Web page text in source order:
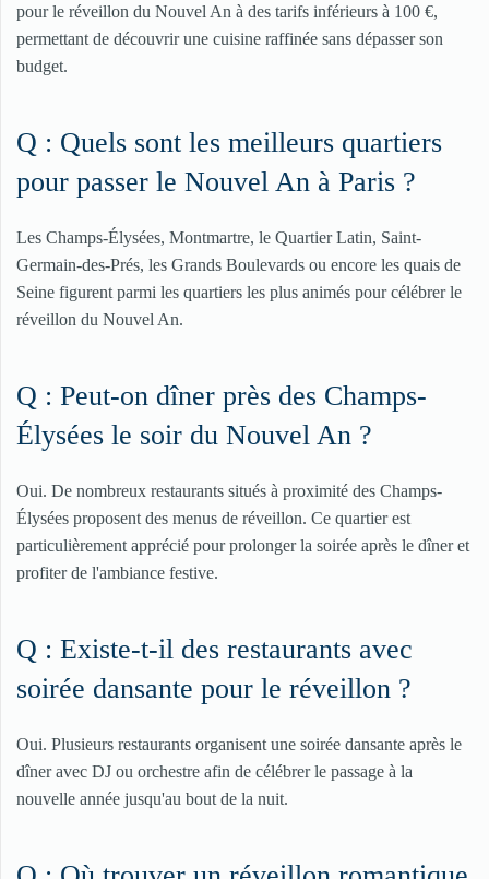
pour le réveillon du Nouvel An à des tarifs inférieurs à 100 €,
permettant de découvrir une cuisine raffinée sans dépasser son
budget.
Q : Quels sont les meilleurs quartiers
pour passer le Nouvel An à Paris ?
Les Champs-Élysées, Montmartre, le Quartier Latin, Saint-
Germain-des-Prés, les Grands Boulevards ou encore les quais de
Seine figurent parmi les quartiers les plus animés pour célébrer le
réveillon du Nouvel An.
Q : Peut-on dîner près des Champs-
Élysées le soir du Nouvel An ?
Oui. De nombreux restaurants situés à proximité des Champs-
Élysées proposent des menus de réveillon. Ce quartier est
particulièrement apprécié pour prolonger la soirée après le dîner et
profiter de l'ambiance festive.
Q : Existe-t-il des restaurants avec
soirée dansante pour le réveillon ?
Oui. Plusieurs restaurants organisent une soirée dansante après le
dîner avec DJ ou orchestre afin de célébrer le passage à la
nouvelle année jusqu'au bout de la nuit.